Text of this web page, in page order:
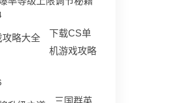
下载CS单
机游戏攻略
三国群英